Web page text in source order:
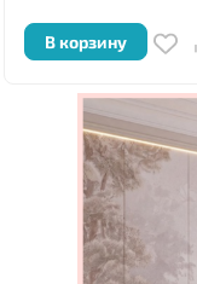
В корзину